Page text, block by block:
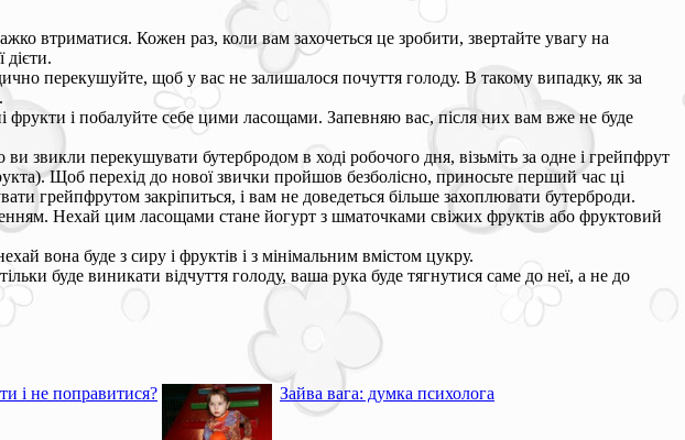
втриматися. Кожен раз, коли вам захочеться це зробити, звертайте увагу на
перекушуйте, щоб у вас не залишалося почуття голоду. В такому випадку, як за
фрукти і побалуйте себе цими ласощами. Запевняю вас, після них вам вже не буде
звикли перекушувати бутербродом в ході робочого дня, візьміть за одне і грейпфрут
Щоб перехід до нової звички пройшов безболісно, приносьте перший час ці
грейпфрутом закріпиться, і вам не доведеться більше захоплювати бутерброди.
Нехай цим ласощами стане йогурт з шматочками свіжих фруктів або фруктовий
вона буде з сиру і фруктів і з мінімальним вмістом цукру.
буде виникати відчуття голоду, ваша рука буде тягнутися саме до неї, а не до
і не поправитися? Зайва вага: думка психолога